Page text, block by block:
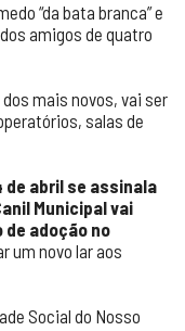
“da bata branca” e
amigos de quatro
mais novos, vai ser
salas de
de abril se assinala
Municipal vai
adoção no
um novo lar aos
Social do Nosso